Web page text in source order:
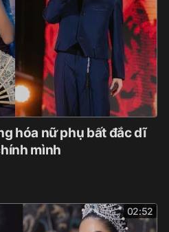
hóa nữ phụ bất đắc dĩ
mình
02:52